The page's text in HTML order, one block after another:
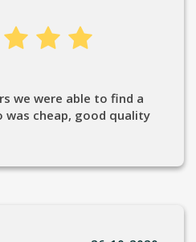
we were able to find a
was cheap, good quality